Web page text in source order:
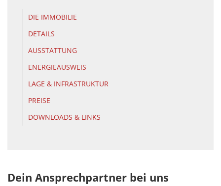
DIE IMMOBILIE
DETAILS
AUSSTATTUNG
ENERGIEAUSWEIS
LAGE & INFRASTRUKTUR
PREISE
DOWNLOADS & LINKS
Dein Ansprechpartner bei uns